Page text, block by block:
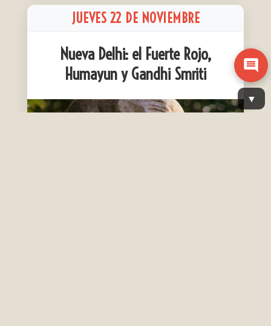
JUEVES 22 DE NOVIEMBRE
Nueva Delhi: el Fuerte Rojo,
Humayun y Gandhi Smriti